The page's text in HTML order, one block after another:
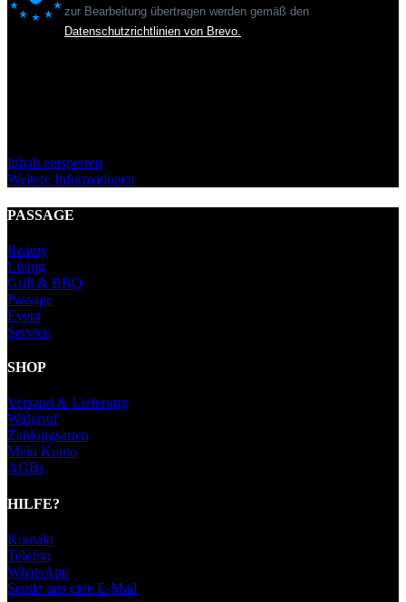
zur Bearbeitung übertragen werden gemäß den
Datenschutzrichtlinien von Brevo.
Inhalt entsperren
Weitere Informationen
PASSAGE
Beauty
Living
Grill & BBQ
Passage
Event
Service
SHOP
Versand & Lieferung
Widerruf
Zahlungsarten
Mein Konto
AGBs
HILFE?
Kontakt
Telefon
WhatsApp
Sende uns eine E-Mail